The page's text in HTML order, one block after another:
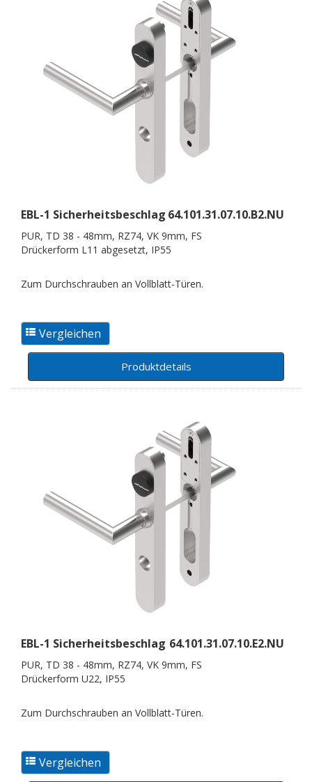
EBL-1 Sicherheitsbeschlag 64.101.31.07.10.B2.NU
PUR, TD 38 - 48mm, RZ74, VK 9mm, FS
Drückerform L11 abgesetzt, IP55
Zum Durchschrauben an Vollblatt-Türen.
Produktdetails
EBL-1 Sicherheitsbeschlag 64.101.31.07.10.E2.NU
PUR, TD 38 - 48mm, RZ74, VK 9mm, FS
Drückerform U22, IP55
Zum Durchschrauben an Vollblatt-Türen.